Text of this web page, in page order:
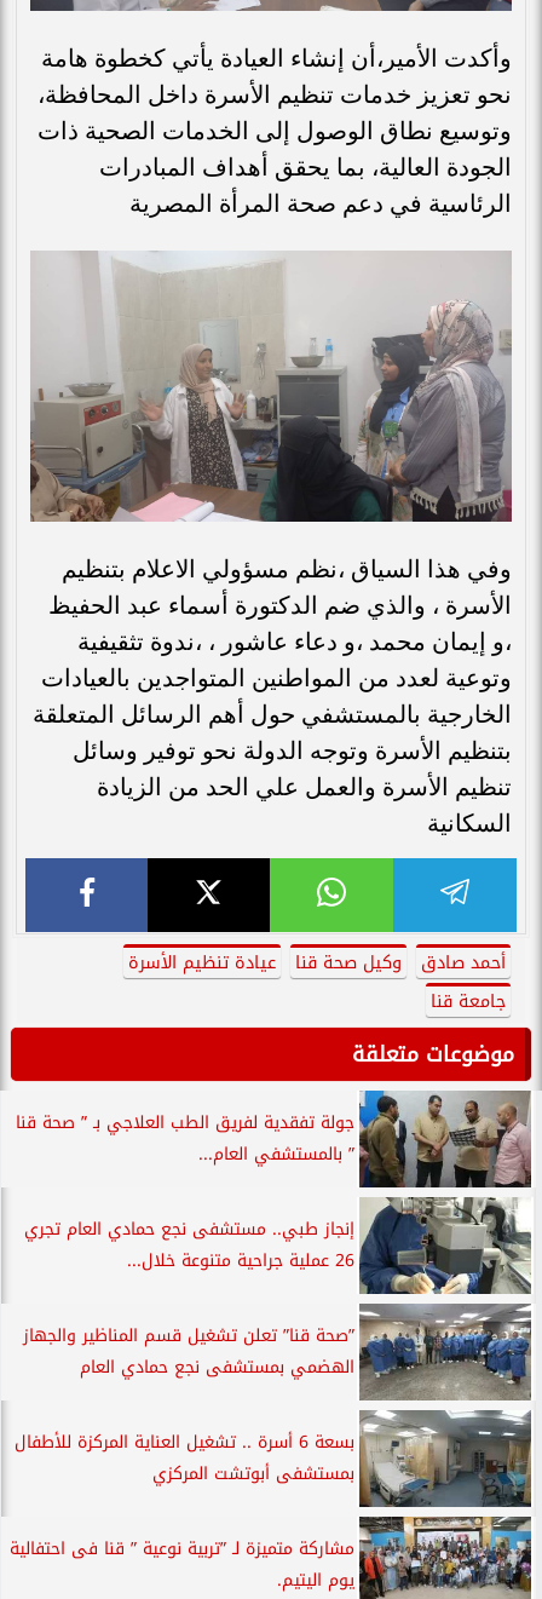
وأكدت الأمير،أن إنشاء العيادة يأتي كخطوة هامة
نحو تعزيز خدمات تنظيم الأسرة داخل المحافظة،
وتوسيع نطاق الوصول إلى الخدمات الصحية ذات
الجودة العالية، بما يحقق أهداف المبادرات
الرئاسية في دعم صحة المرأة المصرية
وفي هذا السياق ،نظم مسؤولي الاعلام بتنظيم
الأسرة ، والذي ضم الدكتورة أسماء عبد الحفيظ
،و إيمان محمد ،و دعاء عاشور ، ،ندوة تثقيفية
وتوعية لعدد من المواطنين المتواجدين بالعيادات
الخارجية بالمستشفي حول أهم الرسائل المتعلقة
بتنظيم الأسرة وتوجه الدولة نحو توفير وسائل
تنظيم الأسرة والعمل علي الحد من الزيادة
السكانية
أحمد صادق وكيل صحة قنا
عيادة تنظيم الأسرة
جامعة قنا
موضوعات متعلقة
جولة تفقدية لفريق الطب العلاجي بـ ” صحة قنا
” بالمستشفي العام...
إنجاز طبي.. مستشفى نجع حمادي العام تجري
26 عملية جراحية متنوعة خلال...
”صحة قنا” تعلن تشغيل قسم المناظير والجهاز
الهضمي بمستشفى نجع حمادي العام
بسعة 6 أسرة .. تشغيل العناية المركزة للأطفال
بمستشفى أبوتشت المركزي
مشاركة متميزة لـ ”تربية نوعية ” قنا فى احتفالية
يوم اليتيم.